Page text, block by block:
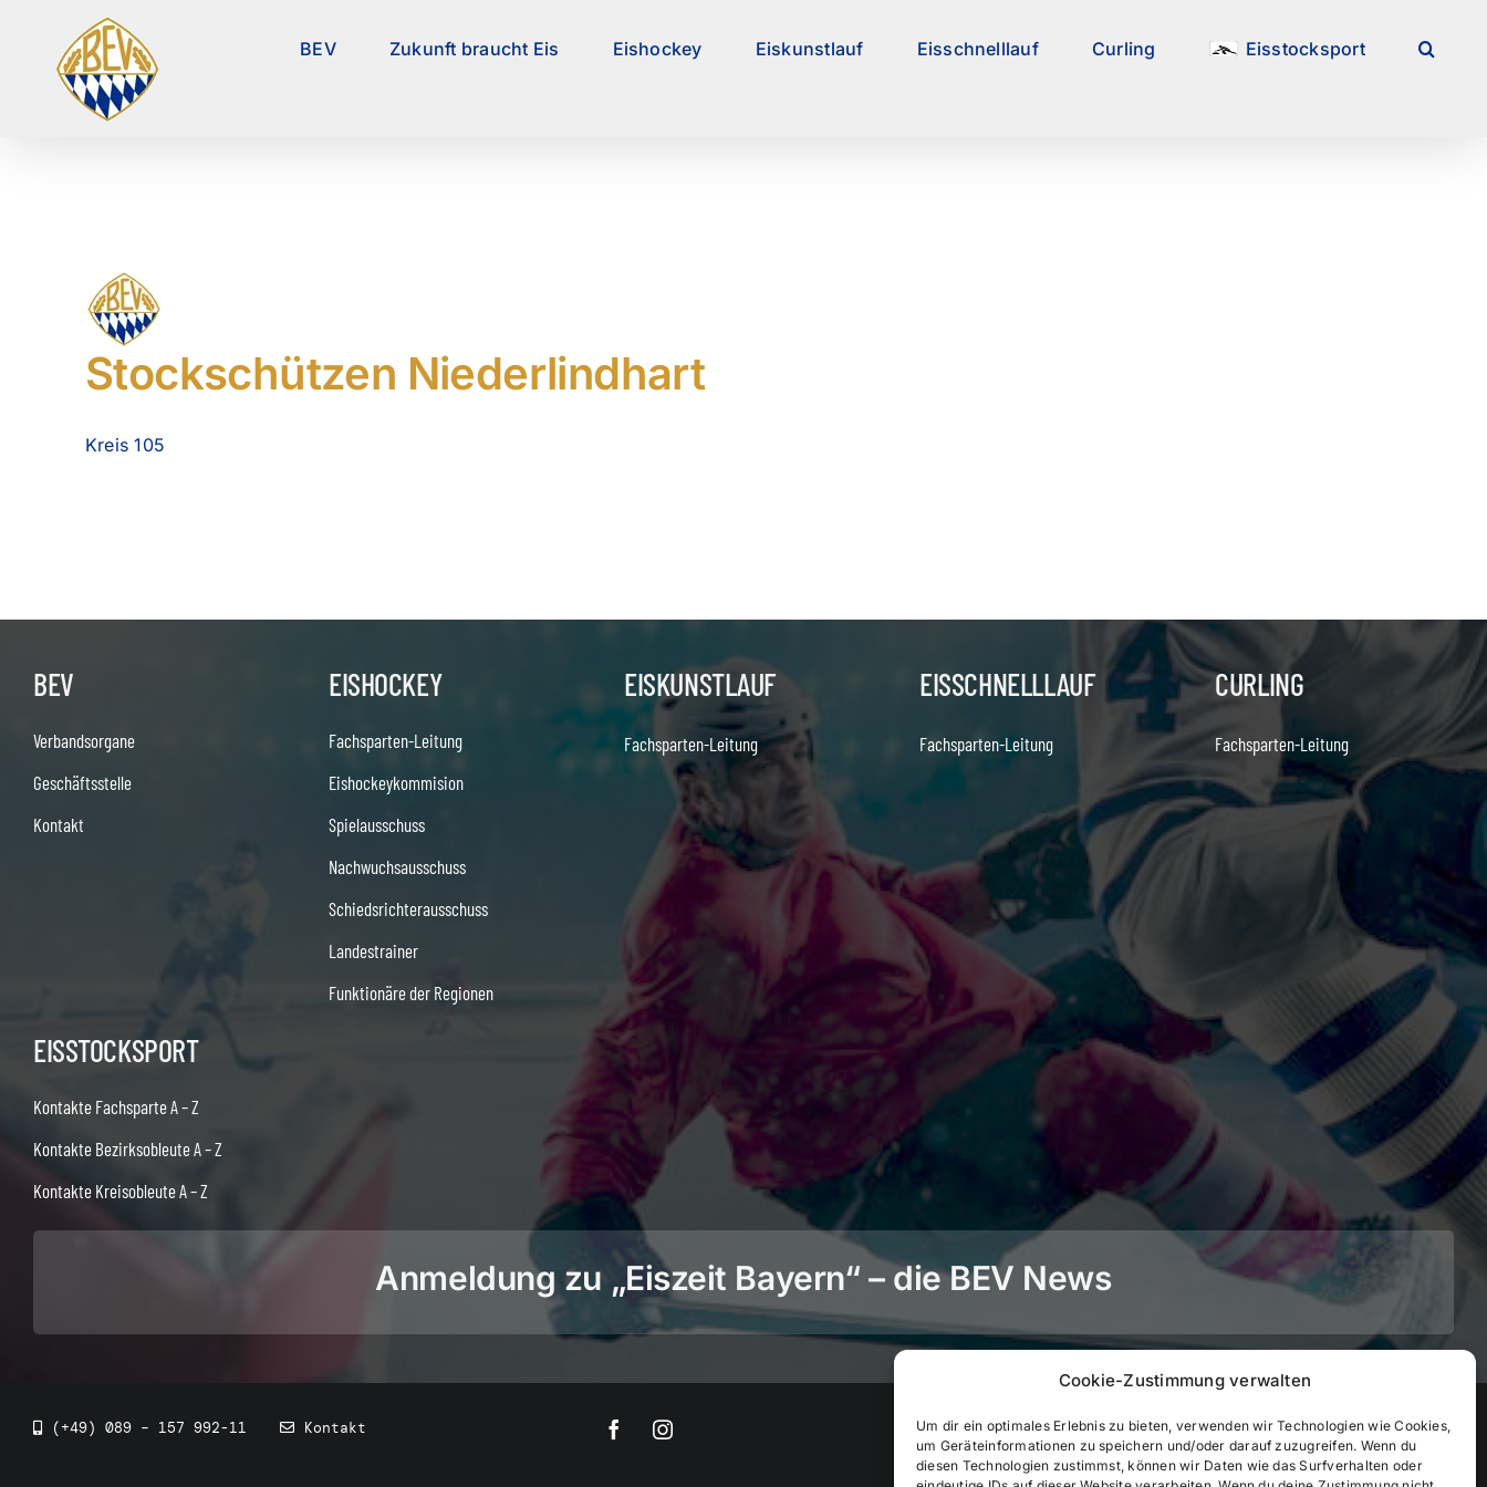
Cookie-Zustimmung verwalten
Um dir ein optimales Erlebnis zu bieten, verwenden wir Technologien wie Cookies,
um Geräteinformationen zu speichern und/oder darauf zuzugreifen. Wenn du
diesen Technologien zustimmst, können wir Daten wie das Surfverhalten oder
springen
BEV Zukunft braucht Eis Eishockey Eiskunstlauf Eisschnelllauf Curling Eisstocksport
Stockschützen Niederlindhart
Kreis 105
BEV
Verbandsorgane
Geschäftsstelle
Kontakt
EISHOCKEY
Fachsparten-Leitung
Eishockeykommision
Spielausschuss
Nachwuchsausschuss
Schiedsrichterausschuss
Landestrainer
Funktionäre der Regionen
EISKUNSTLAUF
Fachsparten-Leitung
EISSCHNELLLAUF
Fachsparten-Leitung
CURLING
Fachsparten-Leitung
EISSTOCKSPORT
Kontakte Fachsparte A – Z
Kontakte Bezirksobleute A – Z
Kontakte Kreisobleute A – Z
Anmeldung zu „Eiszeit Bayern“ – die BEV News
(+49) 089 – 157 992-11 Kontakt © 2026 • BEV Bayerischer Eissportverband